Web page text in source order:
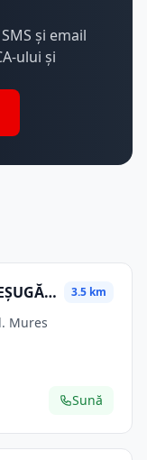
și email
ului și
SOCIETATE COOPERATIVĂ MEŞTEŞUGĂREASCĂ TÎRNĂVEANCA 3.5 km
Mures
Sună